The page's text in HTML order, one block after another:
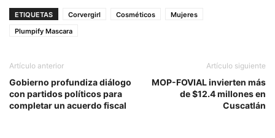
ETIQUETAS Corvergirl Cosméticos
Mujeres
Plumpify Mascara
Artículo anterior
Gobierno profundiza diálogo
con partidos políticos para
completar un acuerdo fiscal
Artículo siguiente
MOP-FOVIAL invierten más
de $12.4 millones en
Cuscatlán